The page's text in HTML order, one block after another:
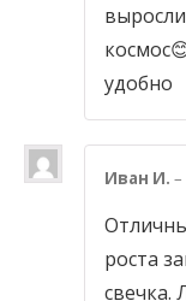
удобно
Иван И. –
роста
свечка.